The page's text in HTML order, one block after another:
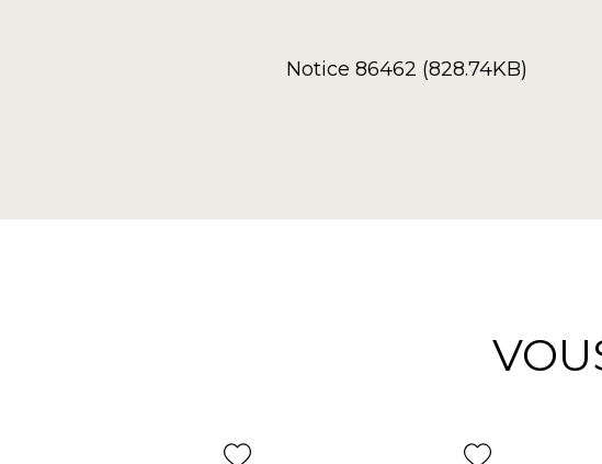
Notice 86462 (828.74KB)